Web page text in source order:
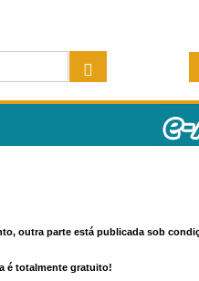
outra parte está publicada sob
é totalmente gratuito!